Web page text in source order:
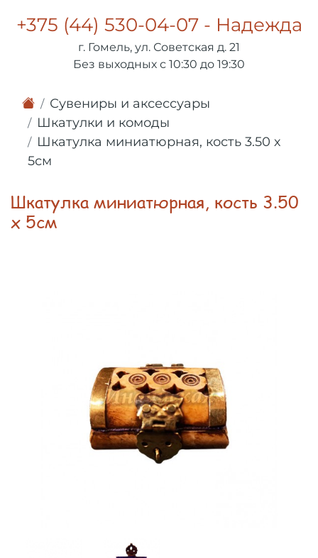
+375 (44) 530-04-07 - Надежда
г. Гомель, ул. Советская д. 21
Без выходных с 10:30 до 19:30
Сувениры и аксессуары
Шкатулки и комоды
Шкатулка миниатюрная, кость 3.50 х
5см
Шкатулка миниатюрная, кость 3.50
х 5см